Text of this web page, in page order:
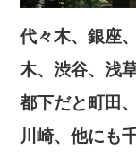
代々木、銀座
木、渋谷、浅
都下だと町田
川崎、他にも